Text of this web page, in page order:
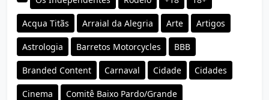
Acqua Titãs Arraial da Alegria Arte Artigos
Astrologia Barretos Motorcycles BBB
Branded Content Carnaval Cidade Cidades
Cinema Comitê Baixo Pardo/Grande